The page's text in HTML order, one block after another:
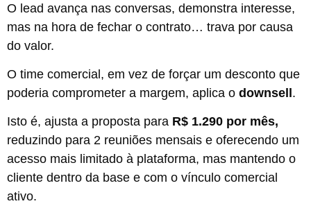
O lead avança nas conversas, demonstra interesse,
mas na hora de fechar o contrato… trava por causa
do valor.
O time comercial, em vez de forçar um desconto que
poderia comprometer a margem, aplica o downsell.
Isto é, ajusta a proposta para R$ 1.290 por mês,
reduzindo para 2 reuniões mensais e oferecendo um
acesso mais limitado à plataforma, mas mantendo o
cliente dentro da base e com o vínculo comercial
ativo.